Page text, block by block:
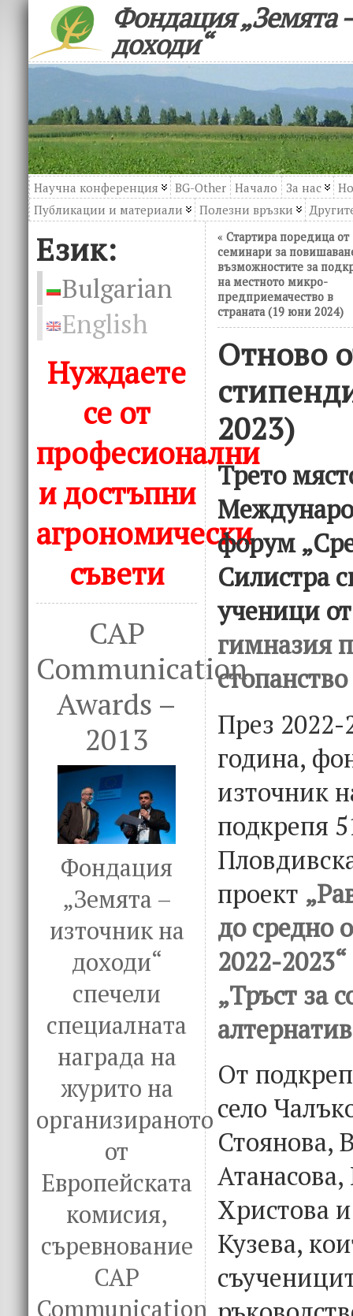
Фондация „Земята
доходи“
Научна конференция BG-Other Начало За нас
Публикации и материали
Полезни връзки
Език:
Bulgarian
English
Нуждаете
се от
професионални
и достъпни
агрономически
съвети
CAP
Communication
Awards –
2013
Фондация
„Земята –
източник на
доходи“
спечели
специалната
награда на
журито на
организираното
от
Европейската
комисия,
съревнование
CAP
Communication
« Стартира поредица от
семинари за
възможностите за
на местното микро-
предприемачество в
страната (19 юни 2024)
Отново
2023)
Трето
форум
Силистра
ученици
гимназия
През 2022-
година,
източник
подкрепя
проект
до средно
2022-2023“
„Тръст за
От
село
Стоянова,
Христова
Кузева,